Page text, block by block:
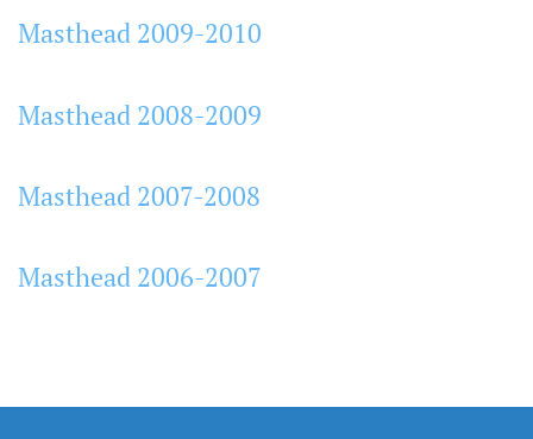
Masthead 2009-2010
Masthead 2008-2009
Masthead 2007-2008
Masthead 2006-2007